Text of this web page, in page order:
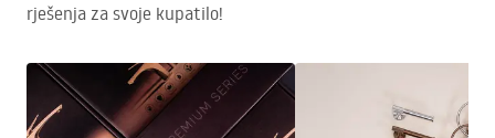
rješenja za svoje kupatilo!